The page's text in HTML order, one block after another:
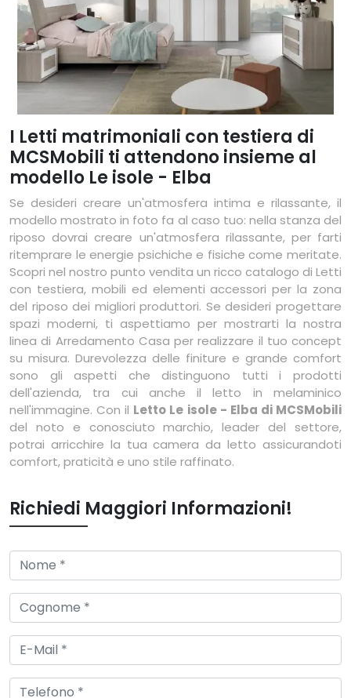
I Letti matrimoniali con testiera di
MCSMobili ti attendono insieme al
modello Le isole - Elba
Se desideri creare un'atmosfera intima e rilassante, il
modello mostrato in foto fa al caso tuo: nella stanza del
riposo dovrai creare un'atmosfera rilassante, per farti
ritemprare le energie psichiche e fisiche come meritate.
Scopri nel nostro punto vendita un ricco catalogo di Letti
con testiera, mobili ed elementi accessori per la zona
del riposo dei migliori produttori. Se desideri progettare
spazi moderni, ti aspettiamo per mostrarti la nostra
linea di Arredamento Casa per realizzare il tuo concept
su misura. Durevolezza delle finiture e grande comfort
sono gli aspetti che distinguono tutti i prodotti
dell'azienda, tra cui anche il letto in melaminico
nell'immagine. Con il Letto Le isole - Elba di MCSMobili
del noto e conosciuto marchio, leader del settore,
potrai arricchire la tua camera da letto assicurandoti
comfort, praticità e uno stile raffinato.
Richiedi Maggiori Informazioni!